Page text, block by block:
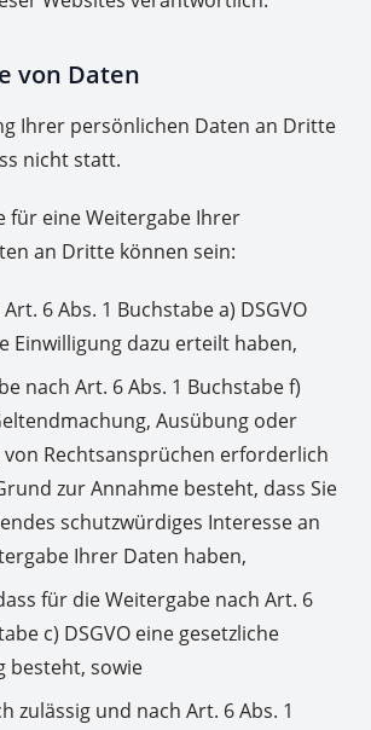
von Daten
Ihrer persönlichen Daten an Dritte
nicht statt.
für eine Weitergabe Ihrer
an Dritte können sein:
6 Abs. 1 Buchstabe a) DSGVO
Einwilligung dazu erteilt haben,
nach Art. 6 Abs. 1 Buchstabe f)
Ausübung oder
Rechtsansprüchen erforderlich
zur Annahme besteht, dass Sie
schutzwürdiges Interesse an
Ihrer Daten haben,
für die Weitergabe nach Art. 6
c) DSGVO eine gesetzliche
besteht, sowie
zulässig und nach Art. 6 Abs. 1